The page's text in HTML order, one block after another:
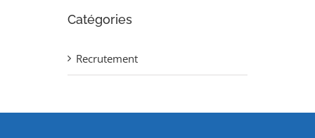
Catégories
Recrutement